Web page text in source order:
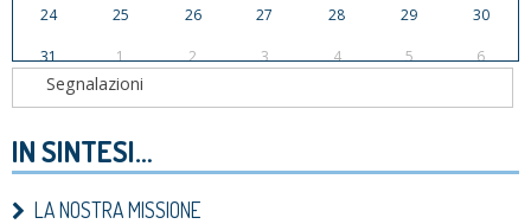
24 25 26 27 28 29 30
31 1 2 3 4 5 6
IN SINTESI…
LA NOSTRA MISSIONE